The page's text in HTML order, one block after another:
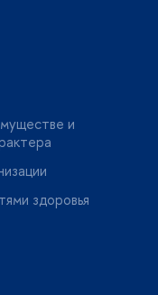
и
здоровья